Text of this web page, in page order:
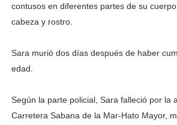
contusos en diferentes partes de su
cabeza y rostro.
Sara murió dos días después de haber
edad.
Según la parte policial, Sara falleció por la
Carretera Sabana de la Mar-Hato Mayor,